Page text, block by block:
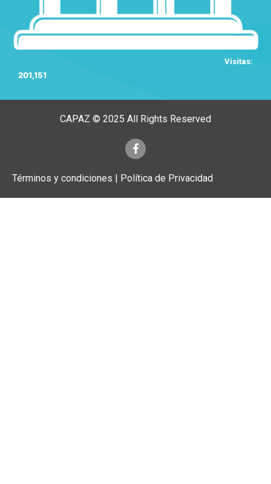
Visitas:
201,151
CAPAZ © 2025 All Rights Reserved
Términos y condiciones | Política de Privacidad